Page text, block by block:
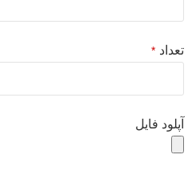
تعداد *
آپلود فایل